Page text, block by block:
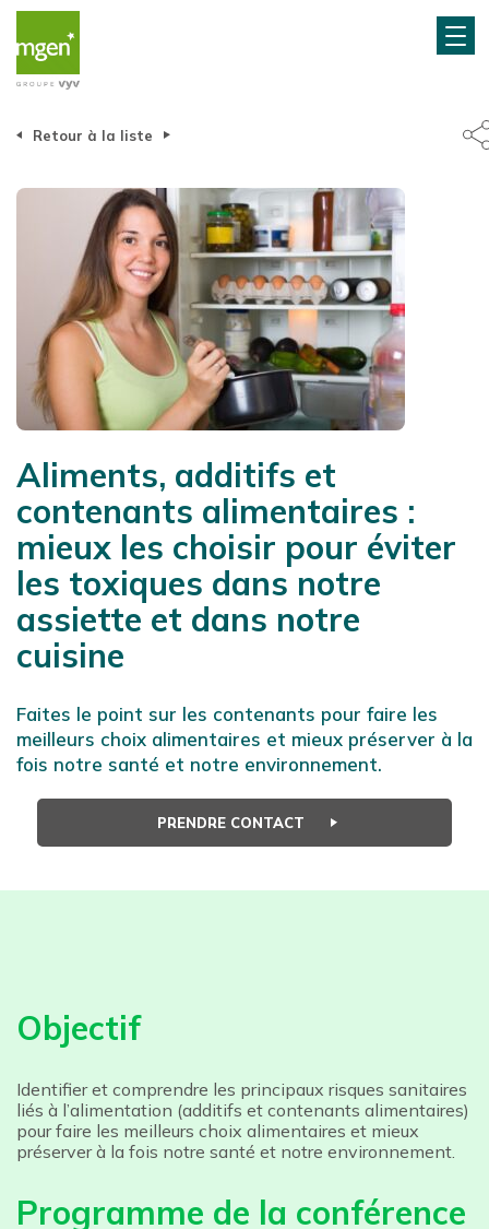
Retour à la liste
Aliments, additifs et
contenants alimentaires :
mieux les choisir pour éviter
les toxiques dans notre
assiette et dans notre
cuisine
Faites le point sur les contenants pour faire les
meilleurs choix alimentaires et mieux préserver à la
fois notre santé et notre environnement.
PRENDRE CONTACT
Objectif
Identifier et comprendre les principaux risques sanitaires
liés à l’alimentation (additifs et contenants alimentaires)
pour faire les meilleurs choix alimentaires et mieux
préserver à la fois notre santé et notre environnement.
Programme de la conférence